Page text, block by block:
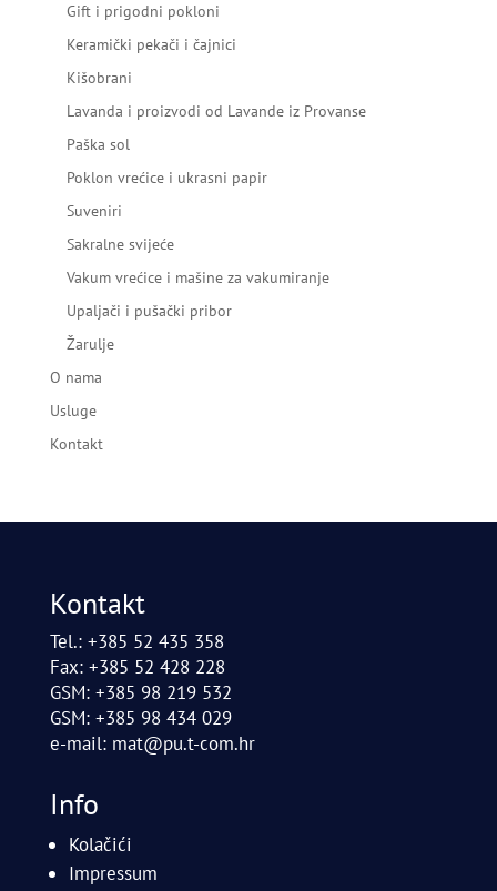
Gift i prigodni pokloni
Keramički pekači i čajnici
Kišobrani
Lavanda i proizvodi od Lavande iz Provanse
Paška sol
Poklon vrećice i ukrasni papir
Suveniri
Sakralne svijeće
Vakum vrećice i mašine za vakumiranje
Upaljači i pušački pribor
Žarulje
O nama
Usluge
Kontakt
Kontakt
Tel.: +385 52 435 358
Fax: +385 52 428 228
GSM: +385 98 219 532
GSM: +385 98 434 029
e-mail: mat@pu.t-com.hr
Info
Kolačići
Impressum